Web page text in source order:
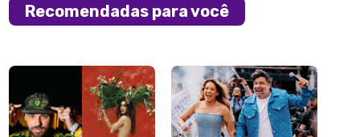
Recomendadas para você